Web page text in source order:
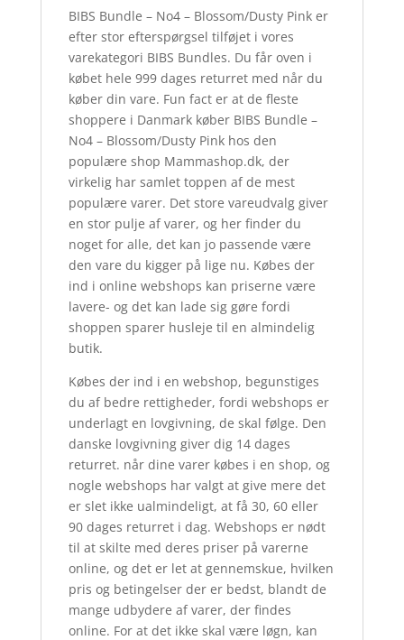
BIBS Bundle – No4 – Blossom/Dusty Pink er
efter stor efterspørgsel tilføjet i vores
varekategori BIBS Bundles. Du får oven i
købet hele 999 dages returret med når du
køber din vare. Fun fact er at de fleste
shoppere i Danmark køber BIBS Bundle –
No4 – Blossom/Dusty Pink hos den
populære shop Mammashop.dk, der
virkelig har samlet toppen af de mest
populære varer. Det store vareudvalg giver
en stor pulje af varer, og her finder du
noget for alle, det kan jo passende være
den vare du kigger på lige nu. Købes der
ind i online webshops kan priserne være
lavere- og det kan lade sig gøre fordi
shoppen sparer husleje til en almindelig
butik.
Købes der ind i en webshop, begunstiges
du af bedre rettigheder, fordi webshops er
underlagt en lovgivning, de skal følge. Den
danske lovgivning giver dig 14 dages
returret. når dine varer købes i en shop, og
nogle webshops har valgt at give mere det
er slet ikke ualmindeligt, at få 30, 60 eller
90 dages returret i dag. Webshops er nødt
til at skilte med deres priser på varerne
online, og det er let at gennemskue, hvilken
pris og betingelser der er bedst, blandt de
mange udbydere af varer, der findes
online. For at det ikke skal være løgn, kan